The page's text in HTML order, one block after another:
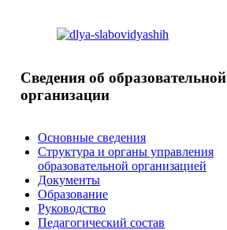
Сведения об образовательной
организации
Основные сведения
Структура и органы управления
образовательной организацией
Документы
Образование
Руководство
Педагогический состав